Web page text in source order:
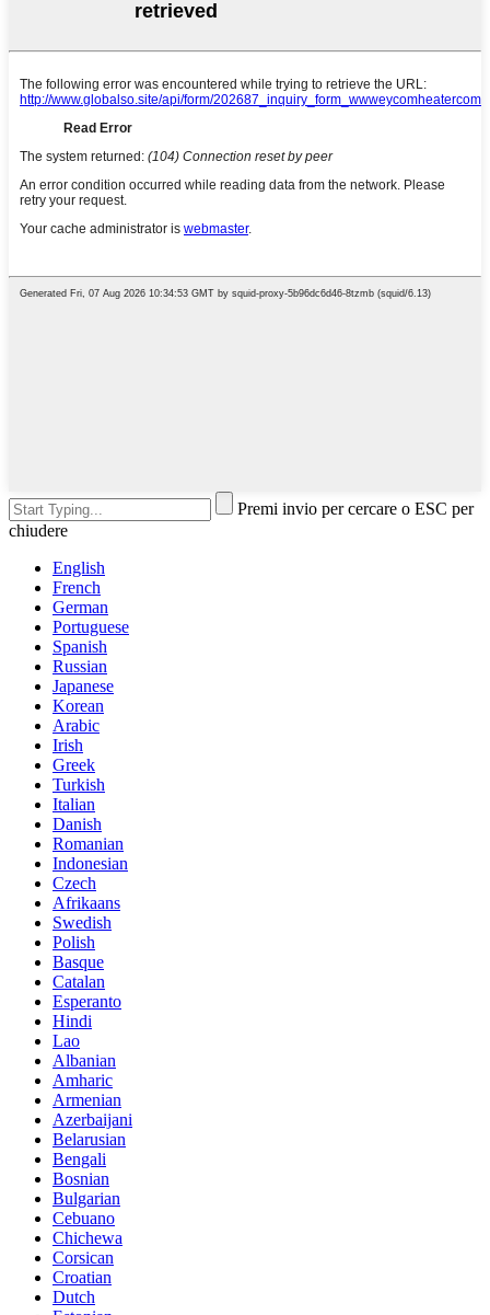
Premi invio per cercare o ESC per
chiudere
English
French
German
Portuguese
Spanish
Russian
Japanese
Korean
Arabic
Irish
Greek
Turkish
Italian
Danish
Romanian
Indonesian
Czech
Afrikaans
Swedish
Polish
Basque
Catalan
Esperanto
Hindi
Lao
Albanian
Amharic
Armenian
Azerbaijani
Belarusian
Bengali
Bosnian
Bulgarian
Cebuano
Chichewa
Corsican
Croatian
Dutch